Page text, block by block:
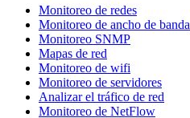
Monitoreo de redes
Monitoreo de ancho de banda
Monitoreo SNMP
Mapas de red
Monitoreo de wifi
Monitoreo de servidores
Analizar el tráfico de red
Monitoreo de NetFlow